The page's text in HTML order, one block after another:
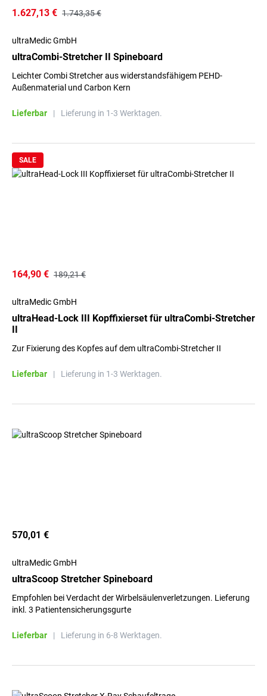
1.627,13 € 1.743,35 €
ultraMedic GmbH
ultraCombi-Stretcher II Spineboard
Leichter Combi Stretcher aus widerstandsfähigem PEHD-
Außenmaterial und Carbon Kern
Lieferbar | Lieferung in 1-3 Werktagen.
SALE
164,90 € 189,21 €
ultraMedic GmbH
ultraHead-Lock III Kopffixierset für ultraCombi-Stretcher
II
Zur Fixierung des Kopfes auf dem ultraCombi-Stretcher II
Lieferbar | Lieferung in 1-3 Werktagen.
570,01 €
ultraMedic GmbH
ultraScoop Stretcher Spineboard
Empfohlen bei Verdacht der Wirbelsäulenverletzungen. Lieferung
inkl. 3 Patientensicherungsgurte
Lieferbar | Lieferung in 6-8 Werktagen.